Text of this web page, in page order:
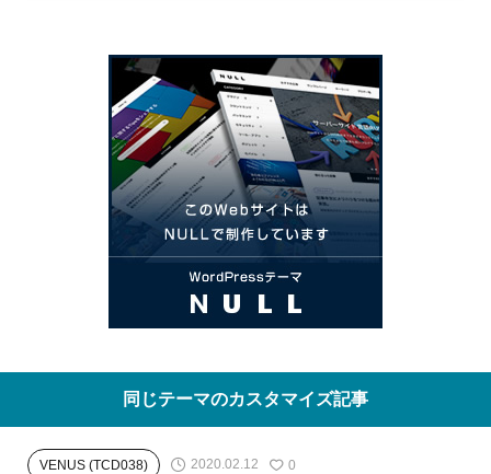
同じテーマのカスタマイズ記事
VENUS (TCD038) 2020.02.12 0